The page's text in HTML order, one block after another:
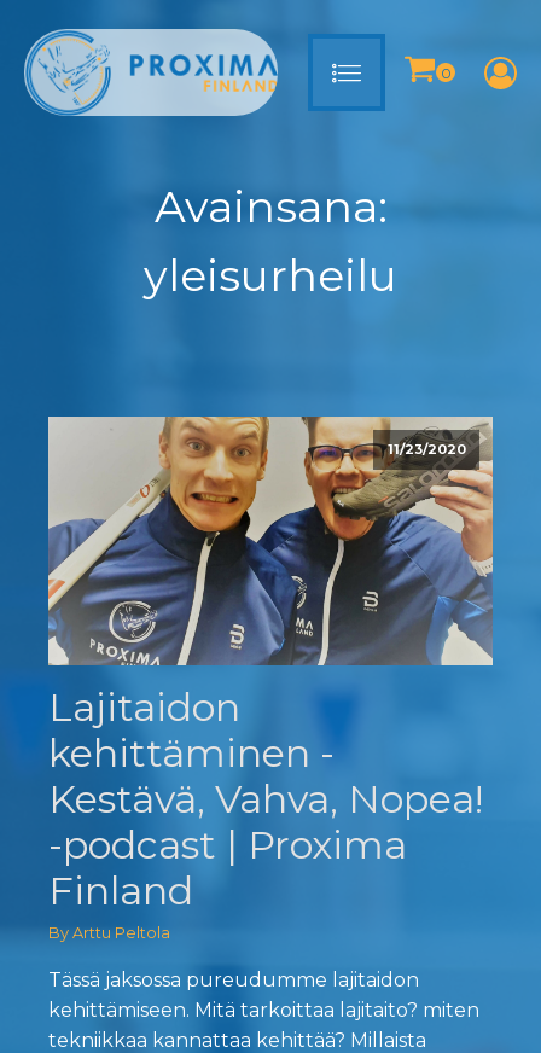
Avainsana:
yleisurheilu
11/23/2020
Lajitaidon
kehittäminen -
Kestävä, Vahva, Nopea!
-podcast | Proxima
Finland
By Arttu Peltola
Tässä jaksossa pureudumme lajitaidon
kehittämiseen. Mitä tarkoittaa lajitaito? miten
tekniikkaa kannattaa kehittää? Millaista